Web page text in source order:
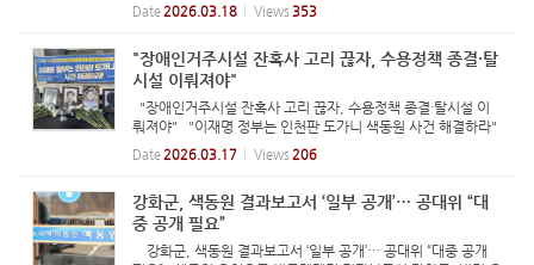
개 늦춘 강화군·소극적 해석한 경찰에 대한 지적도 인천 강화군
Date2026.03.18 Views 353
"장애인거주시설 잔혹사 고리 끊자, 수용정책 종결·탈
시설 이뤄져야"
"장애인거주시설 잔혹사 고리 끊자, 수용정책 종결·탈시설 이
뤄져야" "이재명 정부는 인천판 도가니 색동원 사건 해결하라"
장애인 거주시설 인권참사 해결 촉구 및 시설피해 희생자 합동추
모제 모습.ⓒ전국장애인차별철폐연대 【에이블뉴스 이슬기 기
Date2026.03.17 Views 206
강화군, 색동원 결과보고서 ‘일부 공개’… 공대위 “대
중 공개 필요”
강화군, 색동원 결과보고서 ‘일부 공개’… 공대위 “대중 공개